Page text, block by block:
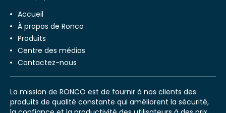
Accueil
À propos de Ronco
Produits
Centre des médias
Contactez-nous
La mission de RONCO est de fournir à nos clients des
produits de qualité constante qui améliorent la sécurité,